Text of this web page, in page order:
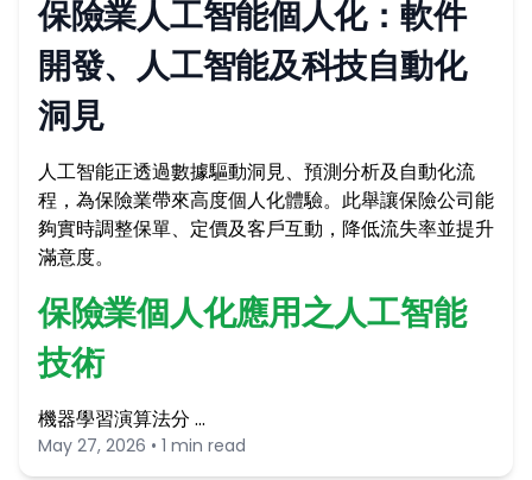
保險業人工智能個人化：軟件
開發、人工智能及科技自動化
洞見
人工智能正透過數據驅動洞見、預測分析及自動化流
程，為保險業帶來高度個人化體驗。此舉讓保險公司能
夠實時調整保單、定價及客戶互動，降低流失率並提升
滿意度。
保險業個人化應用之人工智能
技術
機器學習演算法分 …
May 27, 2026 • 1 min read